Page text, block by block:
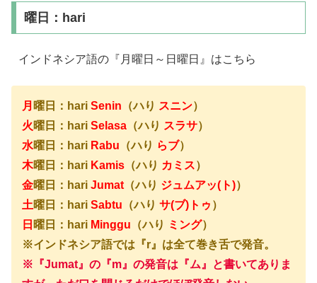
曜日：hari
インドネシア語の『月曜日～日曜日』はこちら
月 曜日：hari Senin （ハり スニン）
火曜日：hari Selasa （ハり スラサ）
水曜日：hari Rabu （ハり らブ）
木曜日：hari Kamis （ハり カミス）
金曜日：hari Jumat （ハり ジュムアッ(ト)）
土曜日：hari Sabtu （ハり サ(ブ)トゥ ）
日 曜日：hari Minggu （ハり ミング）
※インドネシア語では『r』は全て巻き舌で発音。
※『Jumat』の『m』の発音は『ム』と書いてありま